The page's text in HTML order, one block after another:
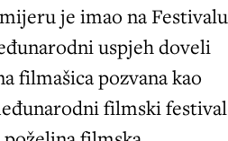
je imao na Festivalu
uspjeh doveli
filmašica pozvana kao
filmski festival